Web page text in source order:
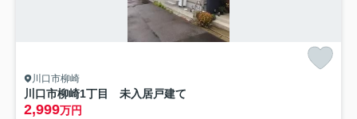
川口市柳崎
川口市柳崎1丁目 未入居戸建て
2,999万円